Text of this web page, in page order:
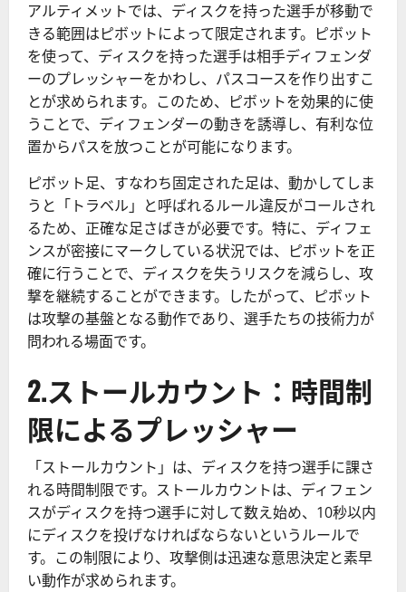
アルティメットでは、ディスクを持った選手が移動で
きる範囲はピボットによって限定されます。ピボット
を使って、ディスクを持った選手は相手ディフェンダ
ーのプレッシャーをかわし、パスコースを作り出すこ
とが求められます。このため、ピボットを効果的に使
うことで、ディフェンダーの動きを誘導し、有利な位
置からパスを放つことが可能になります。
ピボット足、すなわち固定された足は、動かしてしま
うと「トラベル」と呼ばれるルール違反がコールされ
るため、正確な足さばきが必要です。特に、ディフェ
ンスが密接にマークしている状況では、ピボットを正
確に行うことで、ディスクを失うリスクを減らし、攻
撃を継続することができます。したがって、ピボット
は攻撃の基盤となる動作であり、選手たちの技術力が
問われる場面です。
2.ストールカウント：時間制
限によるプレッシャー
「ストールカウント」は、ディスクを持つ選手に課さ
れる時間制限です。ストールカウントは、ディフェン
スがディスクを持つ選手に対して数え始め、10秒以内
にディスクを投げなければならないというルールで
す。この制限により、攻撃側は迅速な意思決定と素早
い動作が求められます。